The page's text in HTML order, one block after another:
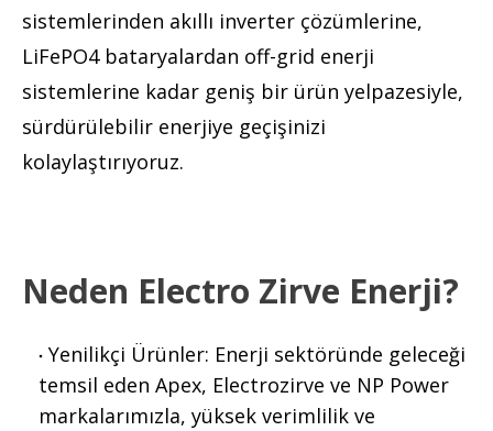
sistemlerinden akıllı inverter çözümlerine,
LiFePO4 bataryalardan off-grid enerji
sistemlerine kadar geniş bir ürün yelpazesiyle,
sürdürülebilir enerjiye geçişinizi
kolaylaştırıyoruz.
Neden Electro Zirve Enerji?
Yenilikçi Ürünler: Enerji sektöründe geleceği
temsil eden Apex, Electrozirve ve NP Power
markalarımızla, yüksek verimlilik ve